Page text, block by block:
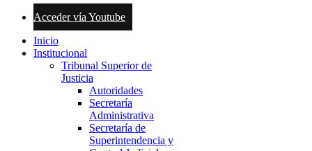
Acceder vía Youtube
Inicio
Institucional
Tribunal Superior de
Justicia
Autoridades
Secretaría
Administrativa
Secretaría de
Superintendencia y